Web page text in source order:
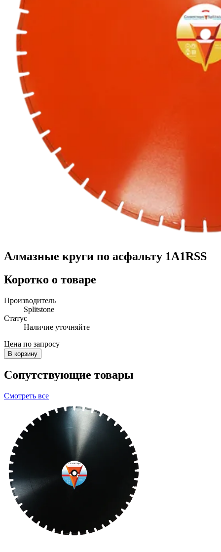
Алмазные круги по асфальту 1A1RSS
Коротко о товаре
Производитель
Splitstone
Статус
Наличие уточняйте
Цена по запросу
В корзину
Сопутствующие товары
Смотреть все